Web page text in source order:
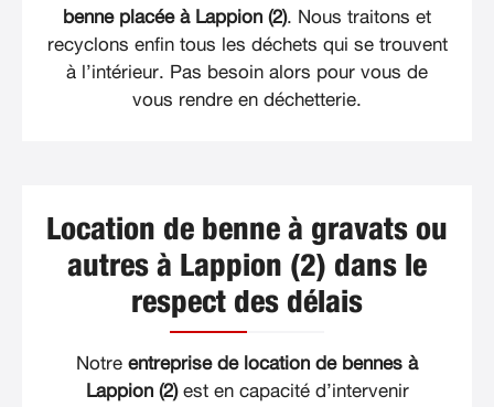
benne placée à Lappion (2). Nous traitons et
recyclons enfin tous les déchets qui se trouvent
à l’intérieur. Pas besoin alors pour vous de
vous rendre en déchetterie.
Location de benne à gravats ou
autres à Lappion (2) dans le
respect des délais
Notre entreprise de location de bennes à
Lappion (2)est en capacité d’intervenir